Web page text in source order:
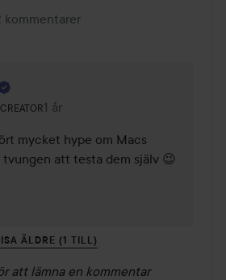
kommentarer
roll: Lyko Creator.
1 år
Kommentaren lades 1 år
mycket hype om Macs
tvungen att testa dem själv 😉
ÄLDRE (1 TILL)
att lämna en kommentar